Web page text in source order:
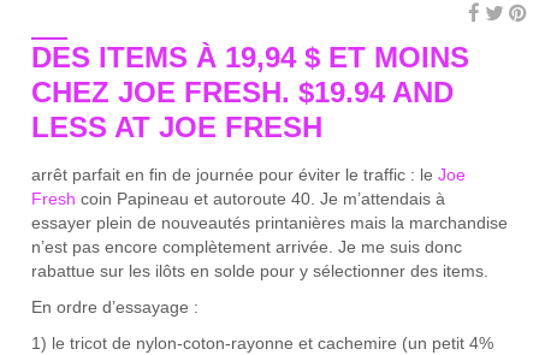
DES ITEMS À 19,94 $ ET MOINS
CHEZ JOE FRESH. $19.94 AND
LESS AT JOE FRESH
arrêt parfait en fin de journée pour éviter le traffic : le Joe
Fresh coin Papineau et autoroute 40. Je m’attendais à
essayer plein de nouveautés printanières mais la marchandise
n’est pas encore complètement arrivée. Je me suis donc
rabattue sur les ilôts en solde pour y sélectionner des items.
En ordre d’essayage :
1) le tricot de nylon-coton-rayonne et cachemire (un petit 4%